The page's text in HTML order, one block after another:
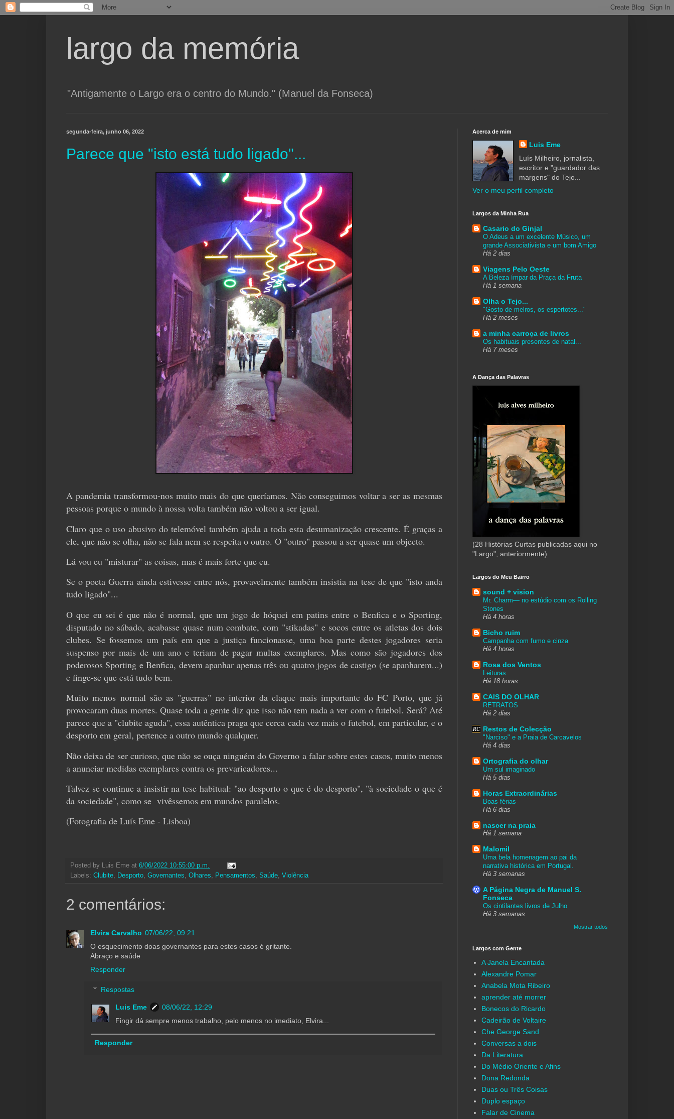
largo da memória
"Antigamente o Largo era o centro do Mundo." (Manuel da Fonseca)
segunda-feira, junho 06, 2022
Parece que "isto está tudo ligado"...
A pandemia transformou-nos muito mais do que queríamos. Não conseguimos voltar a ser as mesmas
pessoas porque o mundo à nossa volta também não voltou a ser igual.
Claro que o uso abusivo do telemóvel também ajuda a toda esta desumanização crescente. É graças a
ele, que não se olha, não se fala nem se respeita o outro. O "outro" passou a ser quase um objecto.
Lá vou eu "misturar" as coisas, mas é mais forte que eu.
Se o poeta Guerra ainda estivesse entre nós, provavelmente também insistia na tese de que "isto anda
tudo ligado"...
O que eu sei é que não é normal, que um jogo de hóquei em patins entre o Benfica e o Sporting,
disputado no sábado, acabasse quase num combate, com "stikadas" e socos entre os atletas dos dois
clubes. Se fossemos um país em que a justiça funcionasse, uma boa parte destes jogadores seria
suspenso por mais de um ano e teriam de pagar multas exemplares. Mas como são jogadores dos
poderosos Sporting e Benfica, devem apanhar apenas três ou quatro jogos de castigo (se apanharem...)
e finge-se que está tudo bem.
Muito menos normal são as "guerras" no interior da claque mais importante do FC Porto, que já
provocaram duas mortes. Quase toda a gente diz que isso não tem nada a ver com o futebol. Será? Até
parece que a "clubite aguda", essa autêntica praga que cerca cada vez mais o futebol, em particular, e o
desporto em geral, pertence a outro mundo qualquer.
Não deixa de ser curioso, que não se ouça ninguém do Governo a falar sobre estes casos, muito menos
a anunciar medidas exemplares contra os prevaricadores...
Talvez se continue a insistir na tese habitual: "ao desporto o que é do desporto", "à sociedade o que é
da sociedade", como se vivêssemos em mundos paralelos.
(Fotografia de Luís Eme - Lisboa)
Posted by Luis Eme at 6/06/2022 10:55:00 p.m.
Labels: Clubite Desporto Governantes Olhares Pensamentos Saúde Violência
2 comentários:
Elvira Carvalho 07/06/22, 09:21
O esquecimento doas governantes para estes casos é gritante.
Abraço e saúde
Responder
Respostas
Luis Eme
08/06/22, 12:29
Fingir dá sempre menos trabalho, pelo menos no imediato, Elvira...
Responder
Acerca de mim
Luis Eme
Luís Milheiro, jornalista,
escritor e "guardador das
margens" do Tejo...
Ver o meu perfil completo
Largos da Minha Rua
Casario do Ginjal
O Adeus a um excelente Músico, um
grande Associativista e um bom Amigo
Há 2 dias
Viagens Pelo Oeste
A Beleza ímpar da Praça da Fruta
Há 1 semana
Olha o Tejo...
"Gosto de melros, os espertotes..."
Há 2 meses
a minha carroça de livros
Os habituais presentes de natal...
Há 7 meses
A Dança das Palavras
(28 Histórias Curtas publicadas aqui no
"Largo", anteriormente)
Largos do Meu Bairro
sound + vision
Mr. Charm— no estúdio com os Rolling
Stones
Há 4 horas
Bicho ruim
Campanha com fumo e cinza
Há 4 horas
Rosa dos Ventos
Leituras
Há 18 horas
CAIS DO OLHAR
RETRATOS
Há 2 dias
Restos de Colecção
"Narciso" e a Praia de Carcavelos
Há 4 dias
Ortografia do olhar
Um sul imaginado
Há 5 dias
Horas Extraordinárias
Boas férias
Há 6 dias
nascer na praia
Há 1 semana
Malomil
Uma bela homenagem ao pai da
narrativa histórica em Portugal.
Há 3 semanas
A Página Negra de Manuel S.
Fonseca
Os cintilantes livros de Julho
Há 3 semanas
Mostrar todos
Largos com Gente
A Janela Encantada
Alexandre Pomar
Anabela Mota Ribeiro
aprender até morrer
Bonecos do Ricardo
Cadeirão de Voltaire
Che George Sand
Conversas a dois
Da Literatura
Do Médio Oriente e Afins
Dona Redonda
Duas ou Três Coisas
Duplo espaço
Falar de Cinema